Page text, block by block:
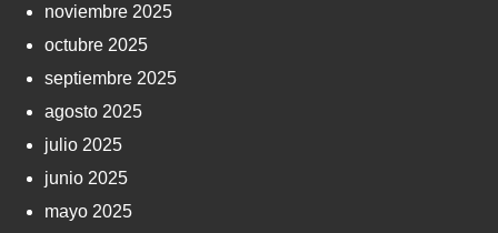
noviembre 2025
octubre 2025
septiembre 2025
agosto 2025
julio 2025
junio 2025
mayo 2025